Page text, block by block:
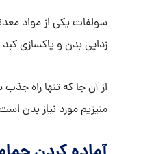
سولفات یکی از مواد
زدایی بدن و پاکسازی
از آن جا که تنها راه
منیزیم مورد نیاز بدن